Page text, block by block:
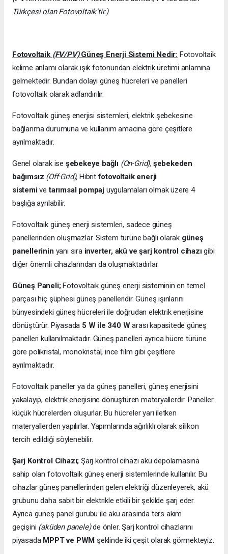
Türkçesi olan Fotovoltaik’tir.)
Fotovoltaik (FV/PV)Güneş Enerji Sistemi Nedir: Fotovoltaik
kelime anlamı olarak ışık fotonundan elektrik üretimi anlamına
gelmektedir. Bundan dolayı güneş hücreleri ve panelleri
fotovoltaik olarak adlandırılır.
Fotovoltaik güneş enerjisi sistemleri; elektrik şebekesine
bağlanma durumuna ve kullanım amacına göre çeşitlere
ayrılmaktadır.
Genel olarak ise şebekeye bağlı (On-Grid), şebekeden
bağımsız (Off-Grid), Hibritfotovoltaik enerji
sistemivetarımsal pompaj uygulamaları olmak üzere 4
başlığa ayrılabilir.
Fotovoltaik güneş enerji sistemleri, sadece güneş
panellerinden oluşmazlar. Sistem türüne bağlı olarak güneş
panellerinin yanı sıra inverter, akü ve şarj kontrol cihazıgibi
diğer önemli cihazlarından da oluşmaktadırlar.
Güneş Paneli;Fotovoltaik güneş enerji sisteminin en temel
parçası hiç şüphesi güneş panelleridir. Güneş ışınlarını
bünyesindeki güneş hücreleri ile doğrudan elektrik enerjisine
dönüştürür. Piyasada 5 W ile 340 Warası kapasitede güneş
panelleri kullanılmaktadır. Güneş panelleri ayrıca hücre türüne
göre polikristal, monokristal, ince film gibi çeşitlere
ayrılmaktadır.
Fotovoltaik paneller ya da güneş panelleri, güneş enerjisini
yakalayıp, elektrik enerjisine dönüştüren materyallerdir. Paneller
küçük hücrelerden oluşurlar. Bu hücreler yarı iletken
materyallerden yapılırlar. Yapımlarında ağırlıklı olarak silikon
tercih edildiği söylenebilir.
Şarj Kontrol Cihazı; Şarj kontrol cihazı akü depolamasına
sahip olan fotovoltaik güneş enerji sistemlerinde kullanılır. Bu
cihazlar güneş panellerinden gelen elektriği düzenleyerek, akü
grubunu daha sabit bir elektrikle etkili bir şekilde şarj eder.
Ayrıca güneş panel gurubu ile akü arasında ters akım
geçişini (aküden panele)de önler. Şarj kontrol cihazlarını
piyasada MPPT ve PWM şeklinde iki çeşit olarak görmekteyiz.